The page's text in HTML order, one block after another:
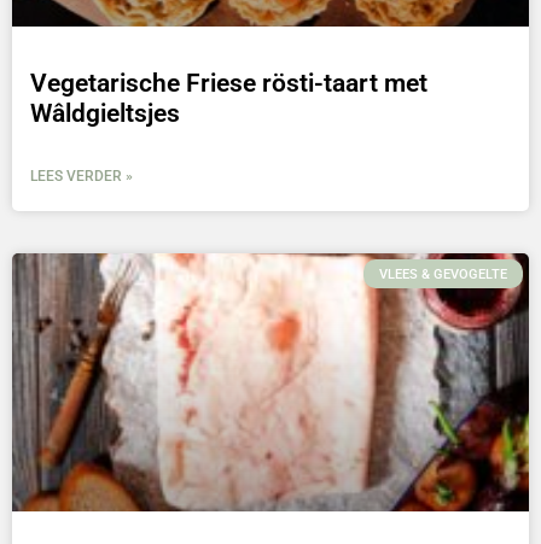
Vegetarische Friese rösti-taart met
Wâldgieltsjes
LEES VERDER »
VLEES & GEVOGELTE